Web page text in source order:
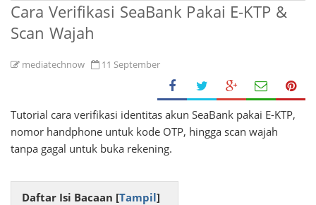
Cara Verifikasi SeaBank Pakai E-KTP &
Scan Wajah
mediatechnow 11 September
Tutorial cara verifikasi identitas akun SeaBank pakai E-KTP,
nomor handphone untuk kode OTP, hingga scan wajah
tanpa gagal untuk buka rekening.
Daftar Isi Bacaan [Tampil]